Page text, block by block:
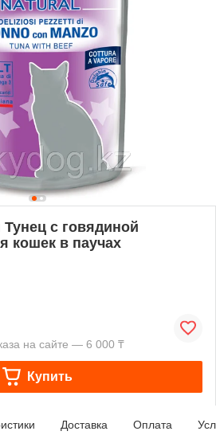
с говядиной
кошек в паучах
на сайте — 6 000 ₸
Купить
Доставка Оплата